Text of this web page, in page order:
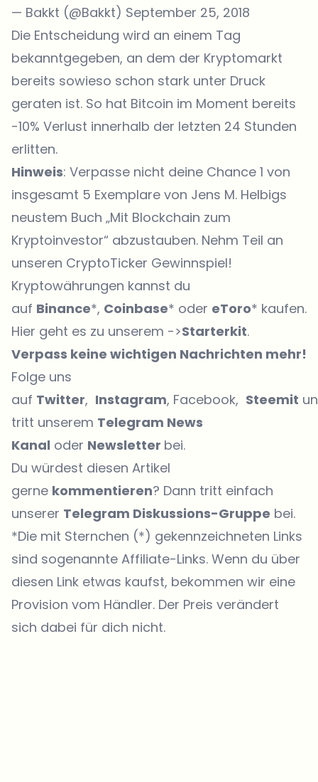
— Bakkt (@Bakkt) September 25, 2018
Die Entscheidung wird an einem Tag
bekanntgegeben, an dem der Kryptomarkt
bereits sowieso schon stark unter Druck
geraten ist. So hat Bitcoin im Moment bereits
-10% Verlust innerhalb der letzten 24 Stunden
erlitten.
Hinweis: Verpasse nicht deine Chance 1 von
insgesamt 5 Exemplare von Jens M. Helbigs
neustem Buch „Mit Blockchain zum
Kryptoinvestor“ abzustauben. Nehm Teil an
unseren CryptoTicker Gewinnspiel!
Kryptowährungen kannst du
auf Binance*, Coinbase* oder eToro* kaufen.
Hier geht es zu unserem ->Starterkit.
Verpass keine wichtigen Nachrichten mehr!
Folge uns
auf Twitter, Instagram, Facebook, Steemit
tritt unserem Telegram News
Kanal oder Newsletter bei.
Du würdest diesen Artikel
gerne kommentieren? Dann tritt einfach
unserer Telegram Diskussions-Gruppe bei.
*Die mit Sternchen (*) gekennzeichneten Links
sind sogenannte Affiliate-Links. Wenn du über
diesen Link etwas kaufst, bekommen wir eine
Provision vom Händler. Der Preis verändert
sich dabei für dich nicht.